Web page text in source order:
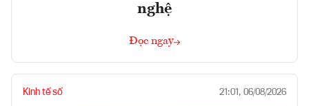
nghệ
Đọc ngay
Kinh tế số 21:01, 06/08/2026